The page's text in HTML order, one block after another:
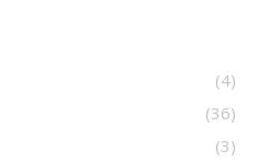
(4)
(36)
(3)